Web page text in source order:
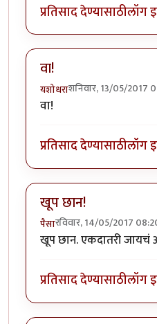
प्रतिसाद देण्यासाठीलॉग
वा!
यशोधराशनिवार, 13/05/2017
वा!
प्रतिसाद देण्यासाठीलॉग
खूप छान!
पैसारविवार, 14/05/2017
खूप छान. एकदातरी जायचं
प्रतिसाद देण्यासाठीलॉग